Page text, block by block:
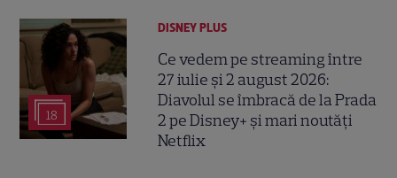
18
DISNEY PLUS
Ce vedem pe streaming între
27 iulie și 2 august 2026:
Diavolul se îmbracă de la Prada
2 pe Disney+ și mari noutăți
Netflix